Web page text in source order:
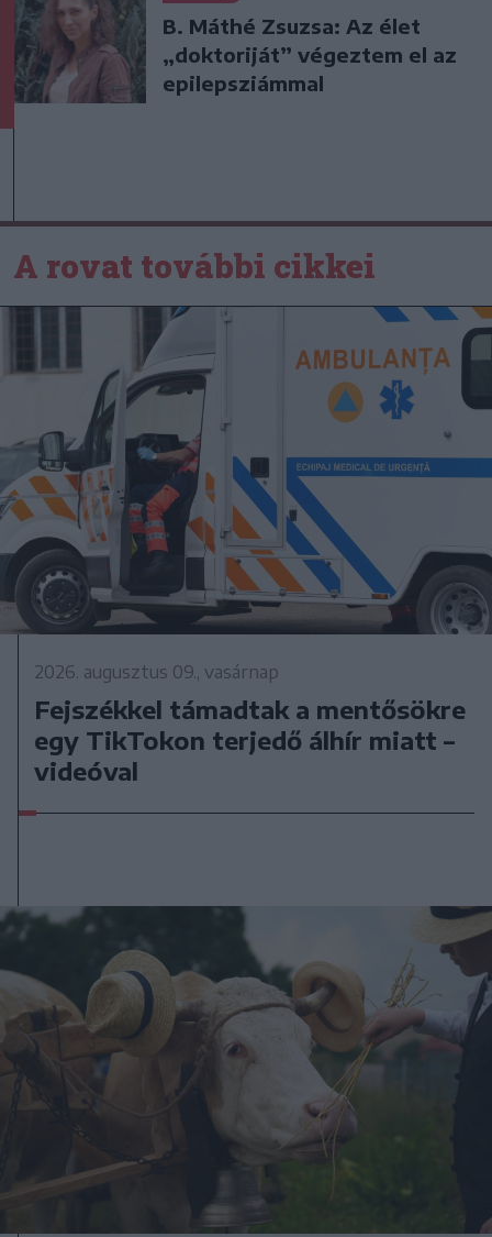
B. Máthé Zsuzsa: Az élet
„doktoriját” végeztem el az
epilepsziámmal
A rovat további cikkei
2026. augusztus 09., vasárnap
Fejszékkel támadtak a mentősökre
egy TikTokon terjedő álhír miatt –
videóval